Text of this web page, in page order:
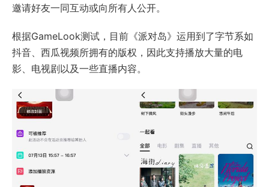
邀请好友一同互动或向所有人公开。
根据GameLook测试，目前《派对岛》运用到了字节系如
抖音、西瓜视频所拥有的版权，因此支持播放大量的电
影、电视剧以及一些直播内容。